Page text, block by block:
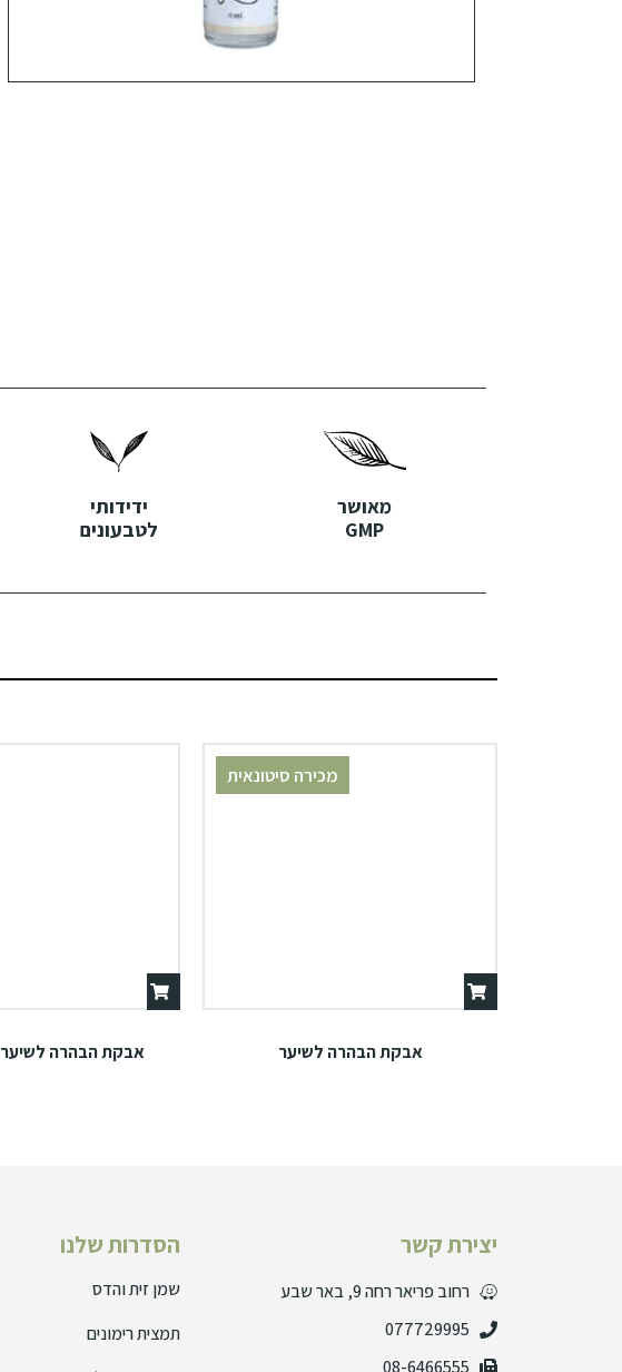
מאושר
GMP
ידידותי
לטבעונים
מכירה סיטונאית
אבקת הבהרה לשיער אבקת הבהרה לשיער 500 סמ”ק
יצירת קשר
רחוב פריאר רחה 9, באר שבע
077729995
08-6466555
הסדרות שלנו
שמן זית והדס
תמצית רימונים